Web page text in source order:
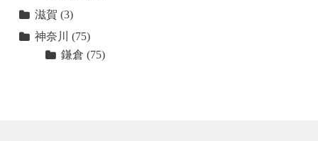
滋賀 (3)
神奈川
(75)
鎌倉 (75)